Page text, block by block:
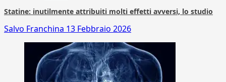
Statine: inutilmente attribuiti molti effetti avversi, lo studio
Salvo Franchina 13 Febbraio 2026